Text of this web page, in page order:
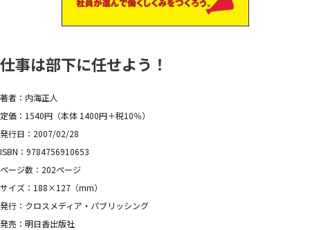
仕事は部下に任せよう！
著者：内海正人
定価：1540円（本体 1400円＋税10％）
発行日：2007/02/28
ISBN：9784756910653
ページ数：202ページ
サイズ：188×127（mm）
発行：クロスメディア・パブリッシング
発売：明日香出版社